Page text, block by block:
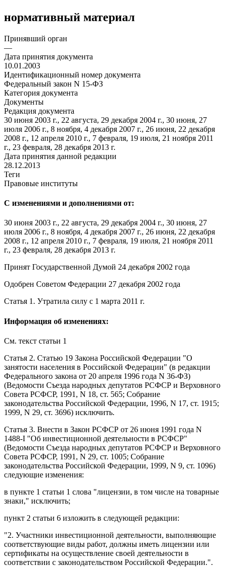
нормативный материал
Принявший орган
—
Дата принятия документа
10.01.2003
Идентификационный номер документа
Федеральный закон N 15-ФЗ
Категория документа
Документы
Редакция документа
30 июня 2003 г., 22 августа, 29 декабря 2004 г., 30 июня, 27
июля 2006 г., 8 ноября, 4 декабря 2007 г., 26 июня, 22 декабря
2008 г., 12 апреля 2010 г., 7 февраля, 19 июля, 21 ноября 2011
г., 23 февраля, 28 декабря 2013 г.
Дата принятия данной редакции
28.12.2013
Теги
Правовые институты
С изменениями и дополнениями от:
30 июня 2003 г., 22 августа, 29 декабря 2004 г., 30 июня, 27
июля 2006 г., 8 ноября, 4 декабря 2007 г., 26 июня, 22 декабря
2008 г., 12 апреля 2010 г., 7 февраля, 19 июля, 21 ноября 2011
г., 23 февраля, 28 декабря 2013 г.
Принят Государственной Думой 24 декабря 2002 года
Одобрен Советом Федерации 27 декабря 2002 года
Статья 1. Утратила силу с 1 марта 2011 г.
Информация об изменениях:
См. текст статьи 1
Статья 2. Статью 19 Закона Российской Федерации "О
занятости населения в Российской Федерации" (в редакции
Федерального закона от 20 апреля 1996 года N 36-ФЗ)
(Ведомости Съезда народных депутатов РСФСР и Верховного
Совета РСФСР, 1991, N 18, ст. 565; Собрание
законодательства Российской Федерации, 1996, N 17, ст. 1915;
1999, N 29, ст. 3696) исключить.
Статья 3. Внести в Закон РСФСР от 26 июня 1991 года N
1488-I "Об инвестиционной деятельности в РСФСР"
(Ведомости Съезда народных депутатов РСФСР и Верховного
Совета РСФСР, 1991, N 29, ст. 1005; Собрание
законодательства Российской Федерации, 1999, N 9, ст. 1096)
следующие изменения:
в пункте 1 статьи 1 слова "лицензии, в том числе на товарные
знаки," исключить;
пункт 2 статьи 6 изложить в следующей редакции:
"2. Участники инвестиционной деятельности, выполняющие
соответствующие виды работ, должны иметь лицензии или
сертификаты на осуществление своей деятельности в
соответствии с законодательством Российской Федерации.".